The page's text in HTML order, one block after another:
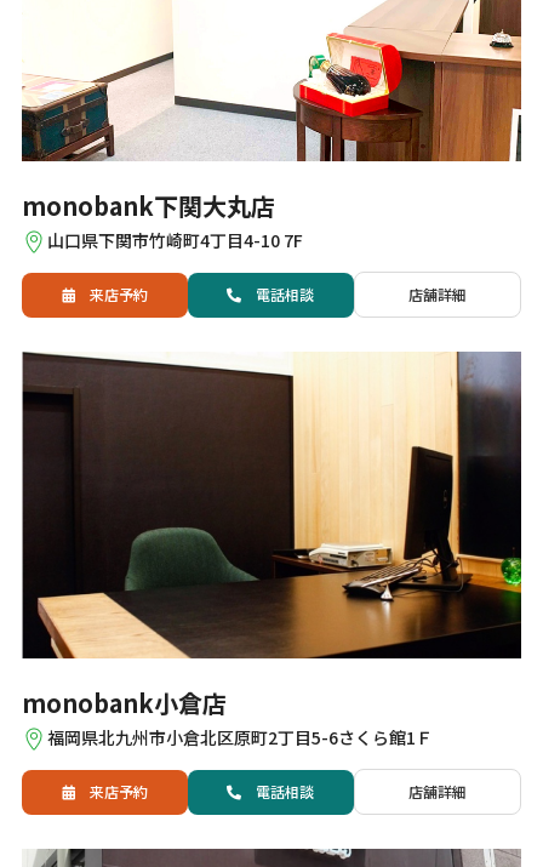
monobank下関大丸店
山口県下関市竹崎町4丁目4-10 7F
来店予約 電話相談 店舗詳細
monobank小倉店
福岡県北九州市小倉北区原町2丁目5-6さくら館1Ｆ
来店予約 電話相談 店舗詳細